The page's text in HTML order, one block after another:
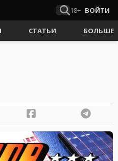
18+ ВОЙТИ
СТАТЬИ БОЛЬШЕ